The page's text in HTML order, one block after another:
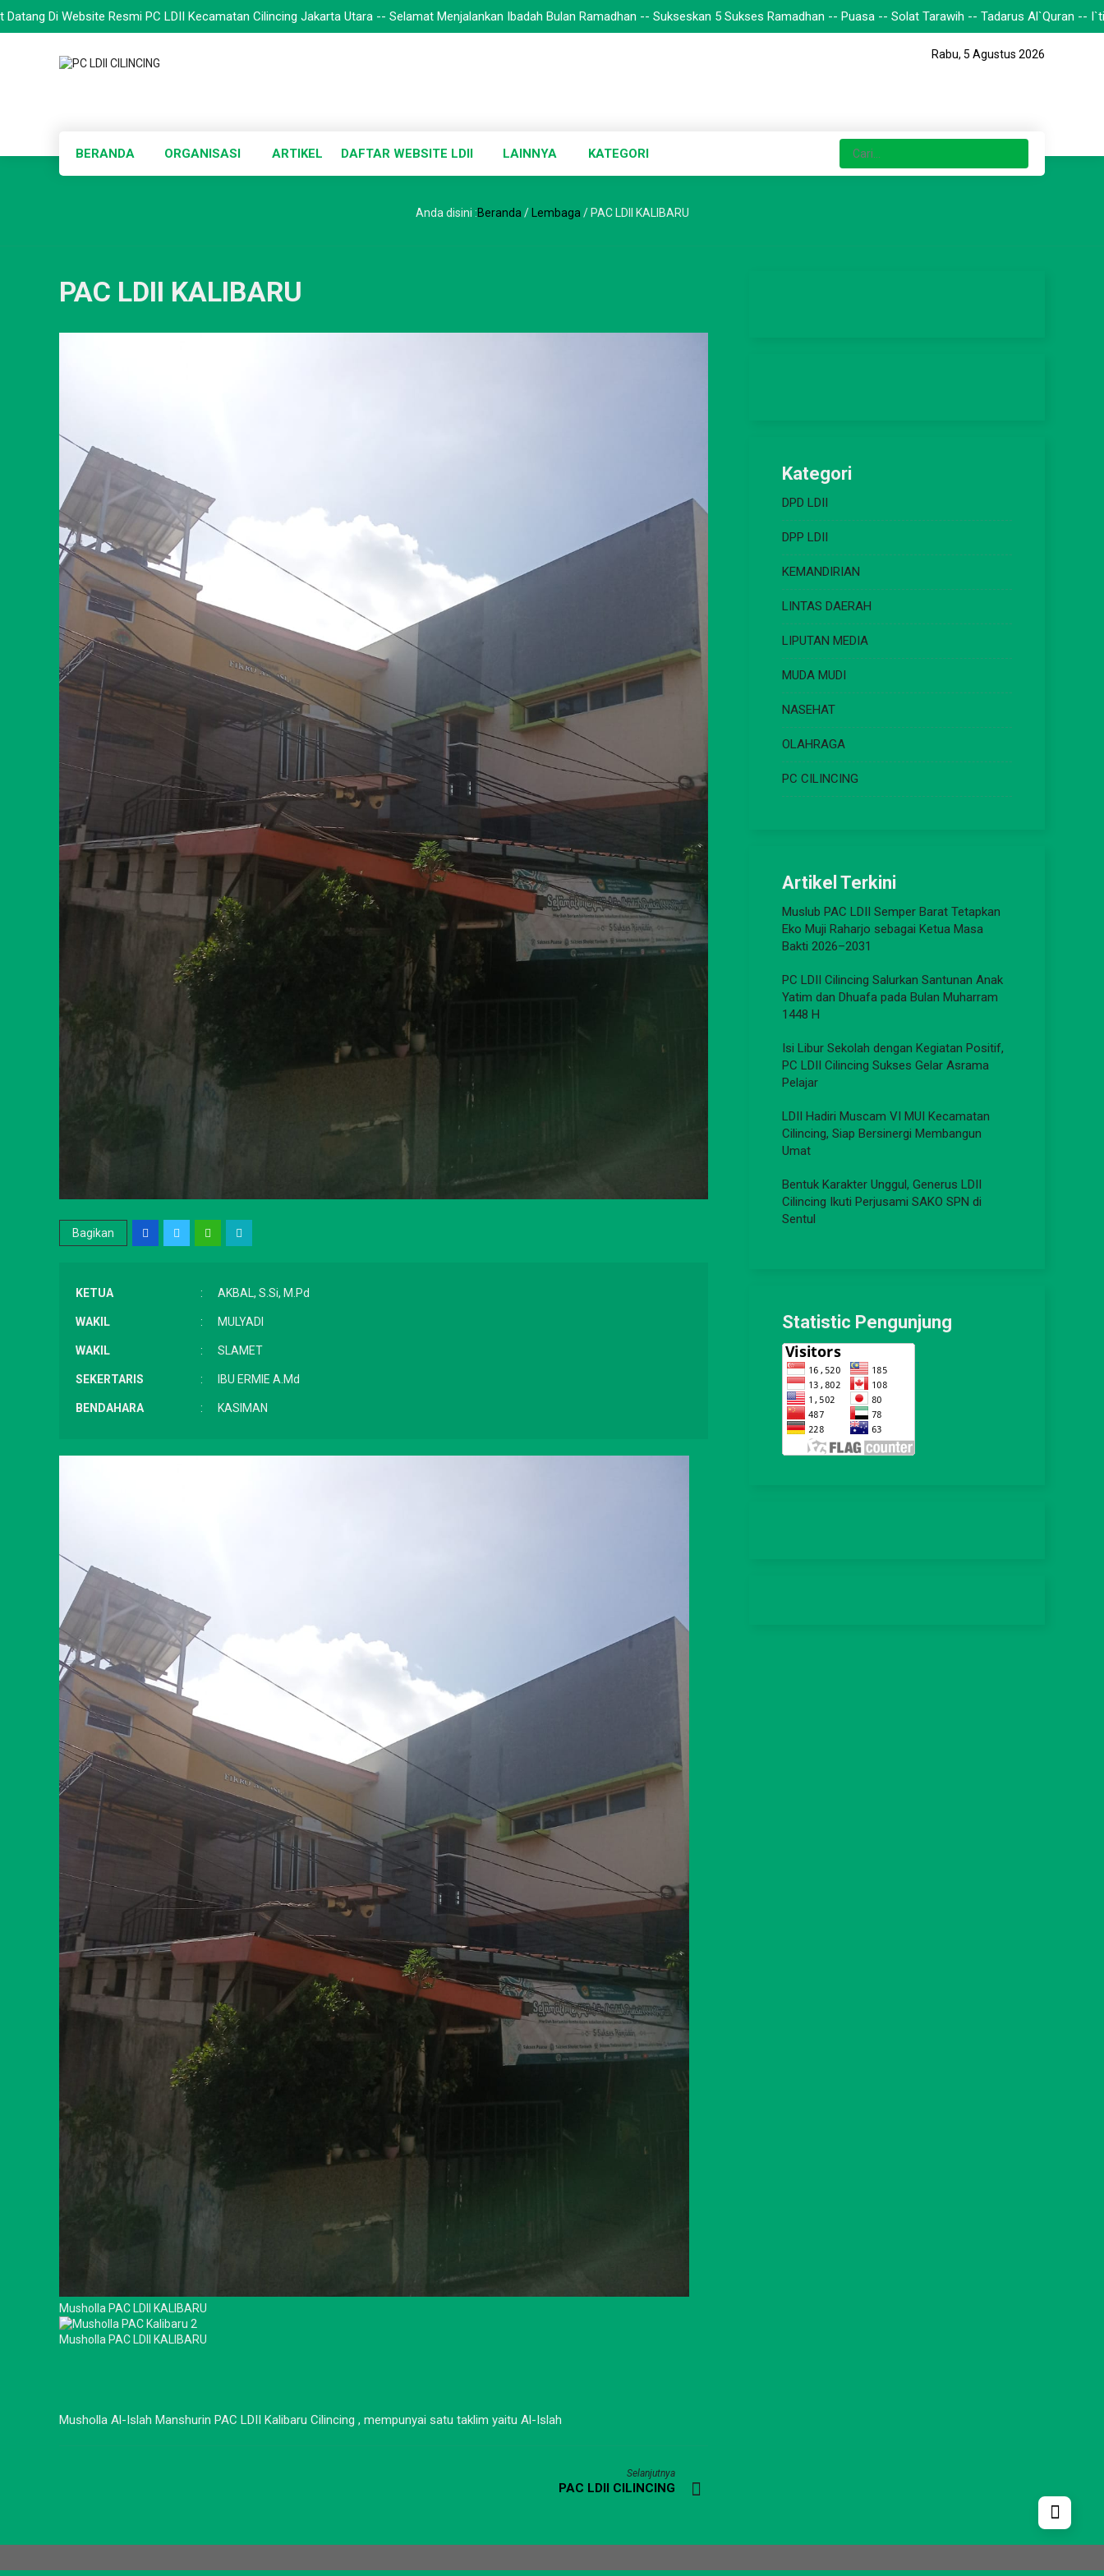
Website Resmi PC LDII Kecamatan Cilincing Jakarta Utara -- Selamat Menjalankan Ibadah Bulan Ramadhan -- Sukseskan 5 Sukses Ramadhan -- Puasa -- Solat Tarawih -- Tadarus Al`Quran -- I`tikaf
Rabu, 5 Agustus 2026
BERANDA ORGANISASI ARTIKEL DAFTAR WEBSITE LDII LAINNYA KATEGORI
Anda disini :Beranda / Lembaga / PAC LDII KALIBARU
PAC LDII KALIBARU
Bagikan
KETUA : AKBAL, S.Si, M.Pd
WAKIL : MULYADI
WAKIL : SLAMET
SEKERTARIS : IBU ERMIE A.Md
BENDAHARA : KASIMAN
Musholla PAC LDII KALIBARU
Musholla PAC LDII KALIBARU
Musholla Al-Islah Manshurin PAC LDII Kalibaru Cilincing , mempunyai satu taklim yaitu Al-Islah
Selanjutnya
PAC LDII CILINCING
Kategori
DPD LDII
DPP LDII
KEMANDIRIAN
LINTAS DAERAH
LIPUTAN MEDIA
MUDA MUDI
NASEHAT
OLAHRAGA
PC CILINCING
Artikel Terkini
Muslub PAC LDII Semper Barat Tetapkan
Eko Muji Raharjo sebagai Ketua Masa
Bakti 2026–2031
PC LDII Cilincing Salurkan Santunan Anak
Yatim dan Dhuafa pada Bulan Muharram
1448 H
Isi Libur Sekolah dengan Kegiatan Positif,
PC LDII Cilincing Sukses Gelar Asrama
Pelajar
LDII Hadiri Muscam VI MUI Kecamatan
Cilincing, Siap Bersinergi Membangun
Umat
Bentuk Karakter Unggul, Generus LDII
Cilincing Ikuti Perjusami SAKO SPN di
Sentul
Statistic Pengunjung